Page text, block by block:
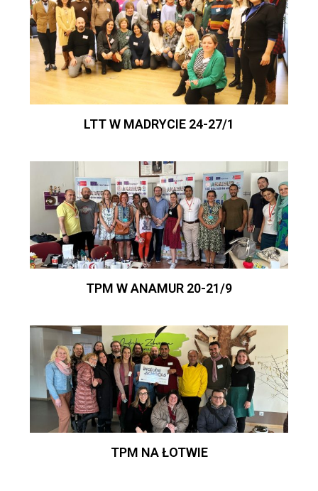
LTT W MADRYCIE 24-27/1
TPM W ANAMUR 20-21/9
TPM NA ŁOTWIE